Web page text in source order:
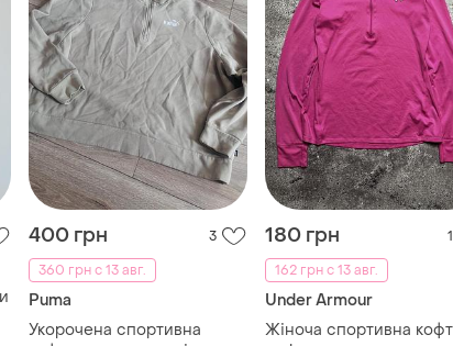
400 грн
3
360 грн с 13 авг.
Puma
Укорочена спортивна
puma великого розміру
XXXL
180 грн
1
162 грн с 13 авг.
Under Armour
Жіноча спортивна
S